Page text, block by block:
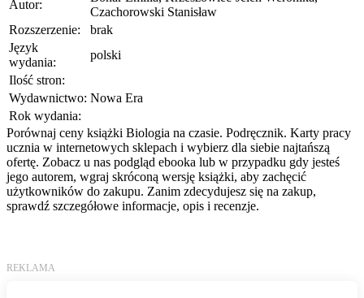
Autor:
Czachorowski Stanisław
Rozszerzenie:
brak
Język
wydania:
polski
Ilość stron:
Wydawnictwo: Nowa Era
Rok wydania:
Porównaj ceny książki Biologia na czasie. Podręcznik. Karty pracy
ucznia w internetowych sklepach i wybierz dla siebie najtańszą
ofertę. Zobacz u nas podgląd ebooka lub w przypadku gdy jesteś
jego autorem, wgraj skróconą wersję książki, aby zachęcić
użytkowników do zakupu. Zanim zdecydujesz się na zakup,
sprawdź szczegółowe informacje, opis i recenzje.